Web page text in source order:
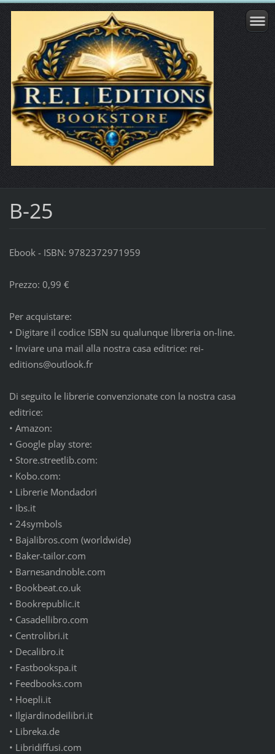
B-25
Ebook - ISBN: 9782372971959
Prezzo: 0,99 €
Per acquistare:
• Digitare il codice ISBN su qualunque libreria on-line.
• Inviare una mail alla nostra casa editrice: rei-
editions@outlook.fr
Di seguito le librerie convenzionate con la nostra casa
editrice:
• Amazon:
• Google play store:
• Store.streetlib.com:
• Kobo.com:
• Librerie Mondadori
• Ibs.it
• 24symbols
• Bajalibros.com (worldwide)
• Baker-tailor.com
• Barnesandnoble.com
• Bookbeat.co.uk
• Bookrepublic.it
• Casadellibro.com
• Centrolibri.it
• Decalibro.it
• Fastbookspa.it
• Feedbooks.com
• Hoepli.it
• Ilgiardinodeilibri.it
• Libreka.de
• Libridiffusi.com